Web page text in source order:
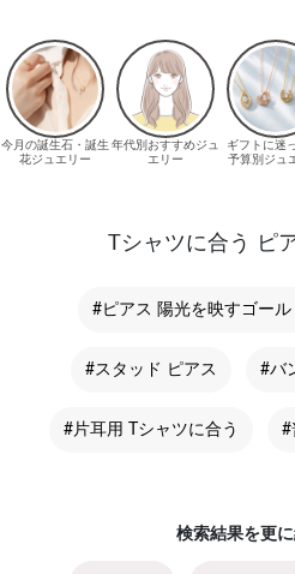
Tシャツに合う ピ
#ピアス 陽光を映すゴール
#スタッド ピアス #バ
#片耳用 Tシャツに合う #
検索結果を更